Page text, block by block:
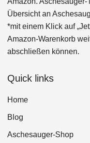
Übersicht an
*mit einem Klick auf
Amazon-Warenkorb
abschließen können.
Quick links
Home
Blog
Aschesauger-Shop